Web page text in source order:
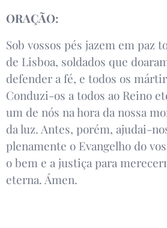
ORAÇÃO:
Sob vossos pés jazem em paz
de Lisboa, soldados que
defender a fé, e todos os
Conduzi-os a todos ao Reino
um de nós na hora da nossa
da luz. Antes, porém, ajudai-
plenamente o Evangelho do
o bem e a justiça para
eterna. Ámen.